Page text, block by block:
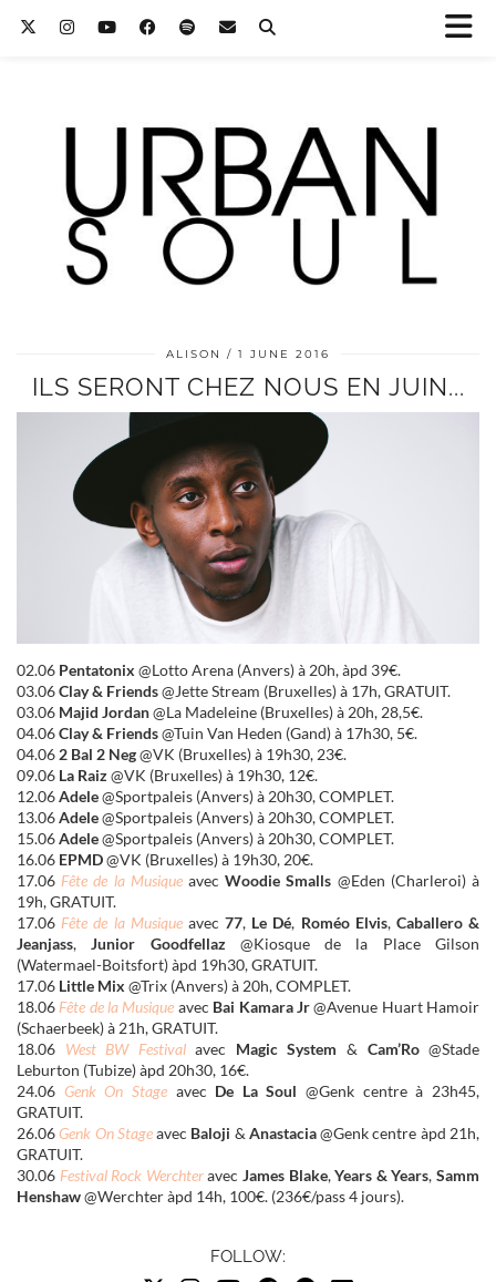
ALISON 1 JUNE 2016
ILS SERONT CHEZ NOUS EN JUIN...
02.06 Pentatonix @Lotto Arena (Anvers) à 20h, àpd 39€.
03.06Clay & Friends@Jette Stream (Bruxelles) à 17h, GRATUIT.
03.06 Majid Jordan@La Madeleine (Bruxelles) à 20h, 28,5€.
04.06Clay & Friends@Tuin Van Heden (Gand) à 17h30, 5€.
04.06 2 Bal 2 Neg@VK (Bruxelles) à 19h30, 23€.
09.06 La Raiz@VK (Bruxelles) à 19h30, 12€.
12.06Adele@Sportpaleis (Anvers) à 20h30, COMPLET.
13.06Adele@Sportpaleis (Anvers) à 20h30, COMPLET.
15.06Adele@Sportpaleis (Anvers) à 20h30, COMPLET.
16.06 EPMD@VK (Bruxelles) à 19h30, 20€.
17.06 Fête de la MusiqueavecWoodie Smalls @Eden (Charleroi) à
19h, GRATUIT.
17.06 Fête de la Musiqueavec77, Le Dé, Roméo Elvis,Caballero &
Jeanjass, Junior Goodfellaz@Kiosque de la Place Gilson
(Watermael-Boitsfort) àpd 19h30, GRATUIT.
17.06 Little Mix @Trix (Anvers) à 20h, COMPLET.
18.06 Fête de la Musique avec Bai Kamara Jr@Avenue Huart Hamoir
(Schaerbeek) à 21h, GRATUIT.
18.06 West BW Festivalavec Magic System & Cam’Ro@Stade
Leburton (Tubize) àpd 20h30, 16€.
24.06 Genk On Stageavec De La Soul@Genk centre à 23h45,
GRATUIT.
26.06Genk On Stageavec Baloji & Anastacia@Genk centre àpd 21h,
GRATUIT.
30.06 Festival Rock WerchteravecJames Blake,Years & Years,Samm
Henshaw@Werchter àpd 14h, 100€. (236€/pass 4 jours).
FOLLOW: